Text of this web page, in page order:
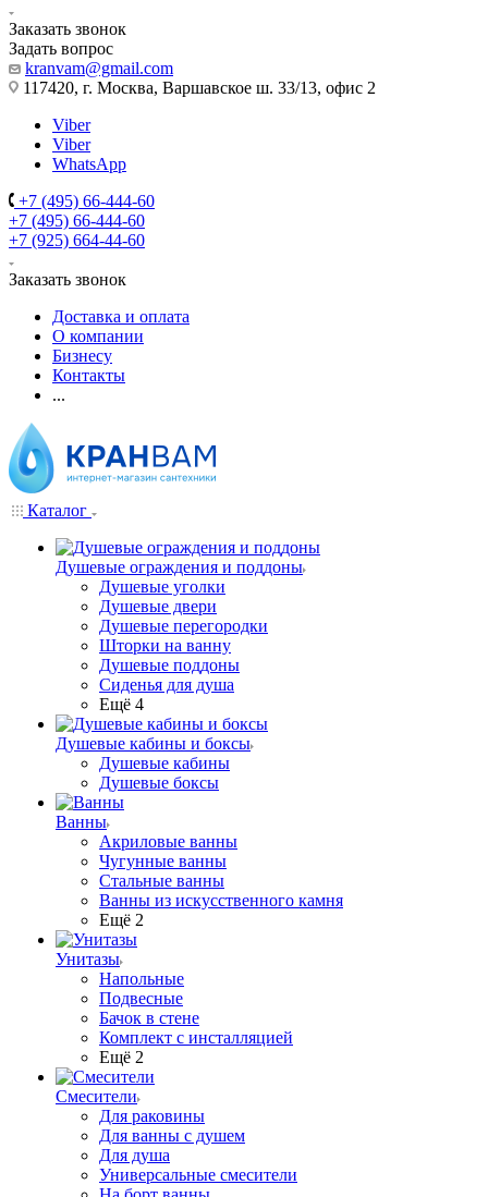
Заказать звонок
Задать вопрос
kranvam@gmail.com
117420, г. Москва, Варшавское ш. 33/13, офис 2
Viber
Viber
WhatsApp
+7 (495) 66-444-60
+7 (495) 66-444-60
+7 (925) 664-44-60
Заказать звонок
Доставка и оплата
О компании
Бизнесу
Контакты
...
Каталог
Душевые ограждения и поддоны
Душевые уголки
Душевые двери
Душевые перегородки
Шторки на ванну
Душевые поддоны
Сиденья для душа
Ещё 4
Душевые кабины и боксы
Душевые кабины
Душевые боксы
Ванны
Акриловые ванны
Чугунные ванны
Стальные ванны
Ванны из искусственного камня
Ещё 2
Унитазы
Напольные
Подвесные
Бачок в стене
Комплект с инсталляцией
Ещё 2
Смесители
Для раковины
Для ванны с душем
Для душа
Универсальные смесители